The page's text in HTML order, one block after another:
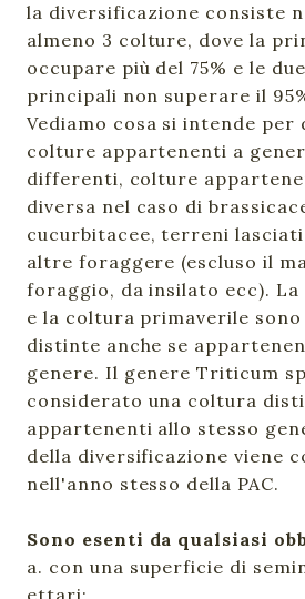
la diversificazione consiste
almeno 3 colture, dove la
occupare più del 75% e le
principali non superare il
Vediamo cosa si intende per
colture appartenenti a
differenti, colture
diversa nel caso di
cucurbitacee, terreni
altre foraggere (escluso il
foraggio, da insilato ecc).
e la coltura primaverile
distinte anche se
genere. Il genere Triticum
considerato una coltura
appartenenti allo stesso
della diversificazione viene
nell'anno stesso della PAC.
Sono esenti da qualsiasi
a. con una superficie di
ettari;